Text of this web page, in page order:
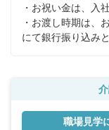
・お祝い金は、入
・お渡し時期は、
にて銀行振り込み
職場見学